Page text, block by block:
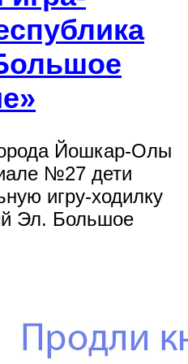
Йошкар-Олы
№27 дети
игру-ходилку
Эл. Большое